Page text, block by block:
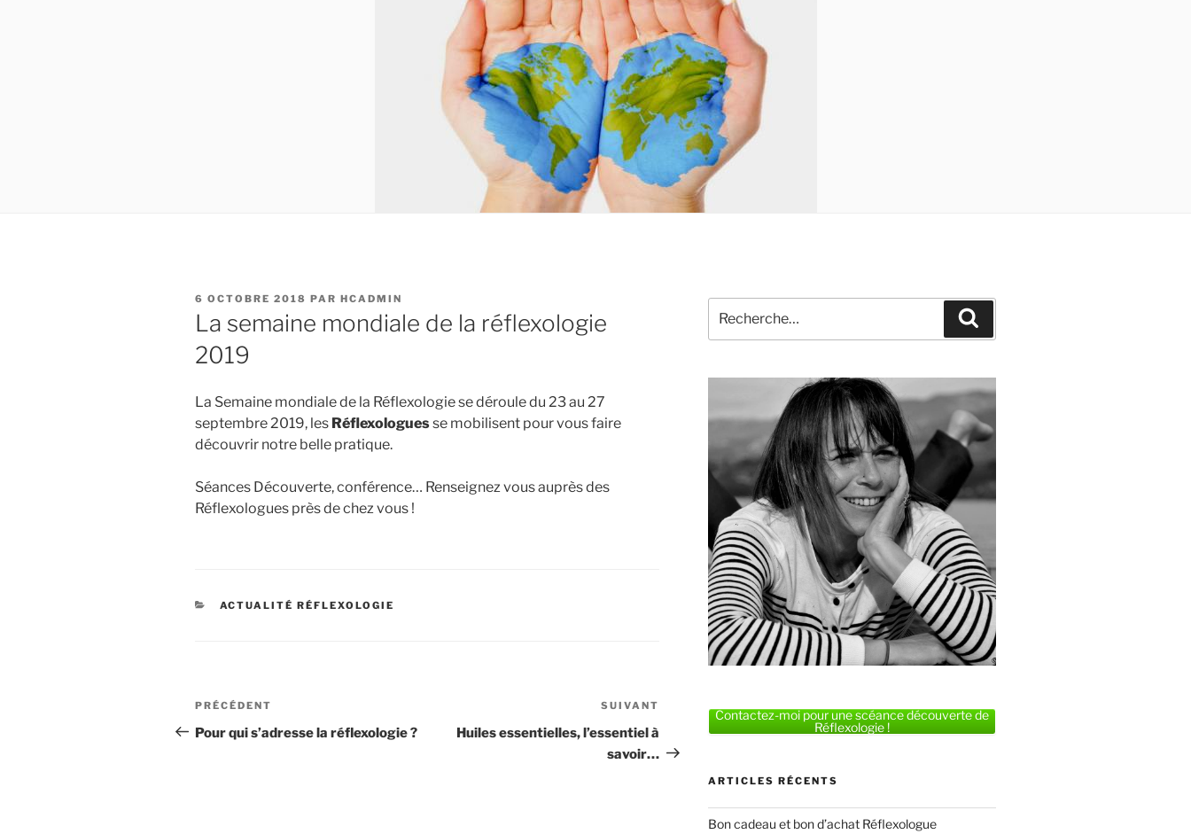
PUBLIÉ
LE
6 OCTOBRE 2018 PAR HCADMIN
La semaine mondiale de la réflexologie
2019
La Semaine mondiale de la Réflexologie se déroule du 23 au 27
septembre 2019, les Réflexologuesse mobilisent pour vous faire
découvrir notre belle pratique.
Séances Découverte, conférence… Renseignez vous auprès des
Réflexologues près de chez vous !
CATÉGORIES
ACTUALITÉ RÉFLEXOLOGIE
Navigation
de
Article
précédent
PRÉCÉDENT
Pour qui s’adresse la réflexologie ?
suivant
SUIVANT
Huiles essentielles, l’essentiel à
savoir…
pour
:
Contactez-moi pour une scéance découverte de
Réflexologie !
ARTICLES RÉCENTS
Bon cadeau et bon d’achat Réflexologue